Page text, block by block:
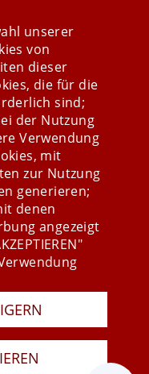
unserer
von
dieser
die für die
sind;
der Nutzung
Verwendung
mit
zur Nutzung
generieren;
denen
angezeigt